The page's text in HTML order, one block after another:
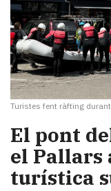
Turistes fent ràfting
El pont
el Pallars
turística